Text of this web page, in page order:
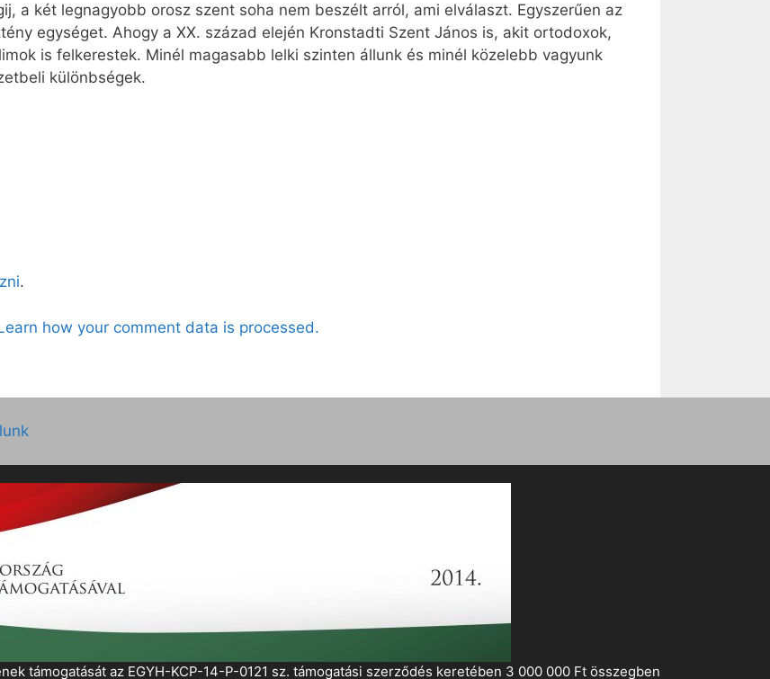
a két legnagyobb orosz szent soha nem beszélt arról, ami elválaszt. Egyszerűen az
egységet. Ahogy a XX. század elején Kronstadti Szent János is, akit ortodoxok,
is felkerestek. Minél magasabb lelki szinten állunk és minél közelebb vagyunk
különbségek.
.
how your comment data is processed.
támogatását az EGYH-KCP-14-P-0121 sz. támogatási szerződés keretében 3 000 000 Ft összegben